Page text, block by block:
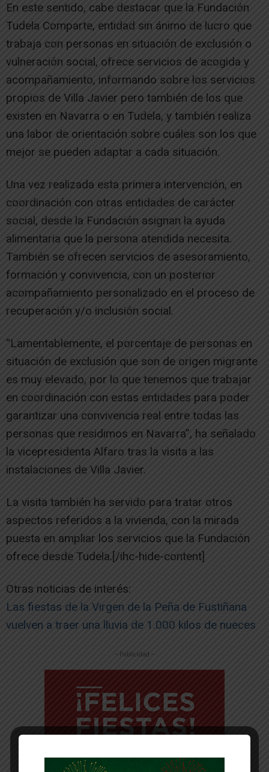
En este sentido, cabe destacar que la Fundación
Tudela Comparte, entidad sin ánimo de lucro que
trabaja con personas en situación de exclusión o
vulneración social, ofrece servicios de acogida y
acompañamiento, informando sobre los servicios
propios de Villa Javier pero también de los que
existen en Navarra o en Tudela, y también realiza
una labor de orientación sobre cuáles son los que
mejor se pueden adaptar a cada situación.
Una vez realizada esta primera intervención, en
coordinación con otras entidades de carácter
social, desde la Fundación asignan la ayuda
alimentaria que la persona atendida necesita.
También se ofrecen servicios de asesoramiento,
formación y convivencia, con un posterior
acompañamiento personalizado en el proceso de
recuperación y/o inclusión social.
“Lamentablemente, el porcentaje de personas en
situación de exclusión que son de origen migrante
es muy elevado, por lo que tenemos que trabajar
en coordinación con estas entidades para poder
garantizar una convivencia real entre todas las
personas que residimos en Navarra”, ha señalado
la vicepresidenta Alfaro tras la visita a las
instalaciones de Villa Javier.
La visita también ha servido para tratar otros
aspectos referidos a la vivienda, con la mirada
puesta en ampliar los servicios que la Fundación
ofrece desde Tudela.[/ihc-hide-content]
Otras noticias de interés:
Las fiestas de la Virgen de la Peña de Fustiñana
vuelven a traer una lluvia de 1.000 kilos de nueces
-- Publicidad --